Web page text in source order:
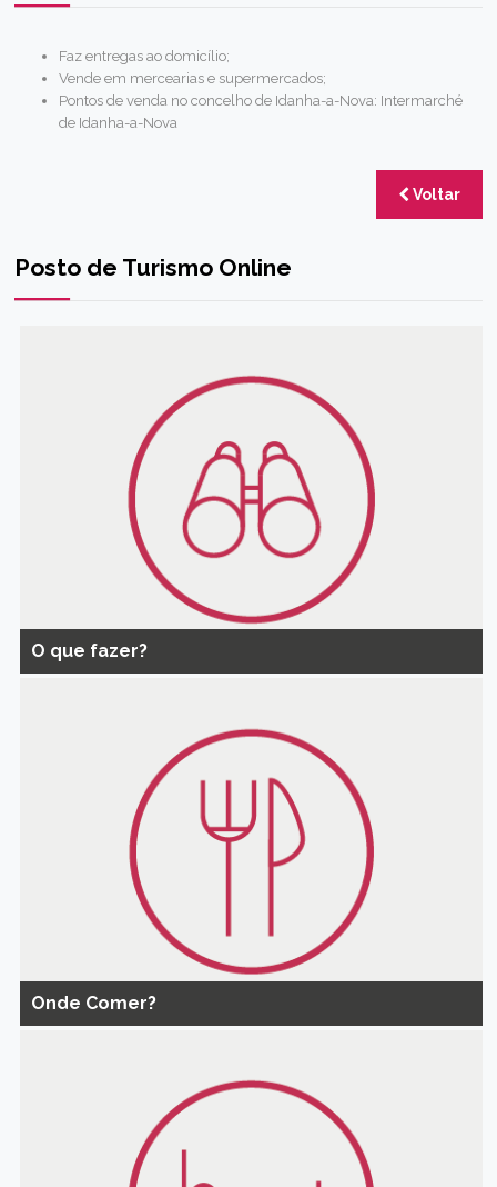
Faz entregas ao domicílio;
Vende em mercearias e supermercados;
Pontos de venda no concelho de Idanha-a-Nova: Intermarché
de Idanha-a-Nova
Voltar
Posto de Turismo Online
O que fazer?
Onde Comer?